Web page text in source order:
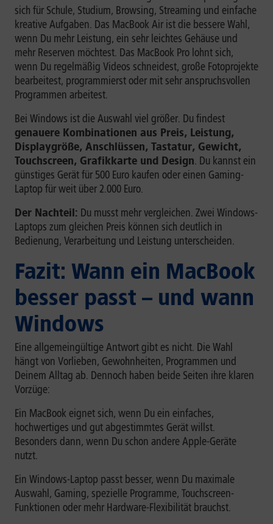
sich für Schule, Studium, Browsing, Streaming und einfache
kreative Aufgaben. Das MacBook Air ist die bessere Wahl,
wenn Du mehr Leistung, ein sehr leichtes Gehäuse und
mehr Reserven möchtest. Das MacBook Pro lohnt sich,
wenn Du regelmäßig Videos schneidest, große Fotoprojekte
bearbeitest, programmierst oder mit sehr anspruchsvollen
Programmen arbeitest.
Bei Windows ist die Auswahl viel größer. Du findest
genauere Kombinationen aus Preis, Leistung,
Displaygröße, Anschlüssen, Tastatur, Gewicht,
Touchscreen, Grafikkarte und Design. Du kannst ein
günstiges Gerät für 500 Euro kaufen oder einen Gaming-
Laptop für weit über 2.000 Euro.
Der Nachteil: Du musst mehr vergleichen. Zwei Windows-
Laptops zum gleichen Preis können sich deutlich in
Bedienung, Verarbeitung und Leistung unterscheiden.
Fazit: Wann ein MacBook
besser passt – und wann
Windows
Eine allgemeingültige Antwort gibt es nicht. Die Wahl
hängt von Vorlieben, Gewohnheiten, Programmen und
Deinem Alltag ab. Dennoch haben beide Seiten ihre klaren
Vorzüge:
Ein MacBook eignet sich, wenn Du ein einfaches,
hochwertiges und gut abgestimmtes Gerät willst.
Besonders dann, wenn Du schon andere Apple-Geräte
nutzt.
Ein Windows-Laptop passt besser, wenn Du maximale
Auswahl, Gaming, spezielle Programme, Touchscreen-
Funktionen oder mehr Hardware-Flexibilität brauchst.